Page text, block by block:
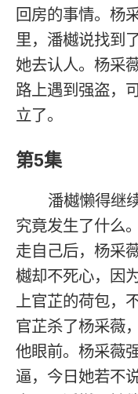
回房的事情。杨
里，潘樾说找到
她去认人。杨采
路上遇到强盗，
立了。
第5集
潘樾懒得继
究竟发生了什么
走自己后，杨采
樾却不死心，因
上官芷的荷包，
官芷杀了杨采薇
他眼前。杨采薇
逼，今日她若不